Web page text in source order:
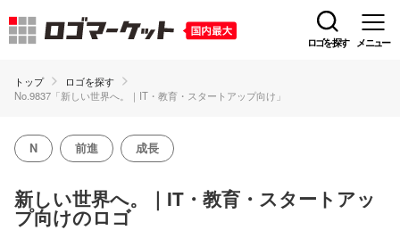
ロゴを探す メニュー
トップ
ロゴを探す
No.9837「新しい世界へ。｜IT・教育・スタートアップ向け」
N 前進 成長
新しい世界へ。｜IT・教育・スタートアッ
プ向けのロゴ